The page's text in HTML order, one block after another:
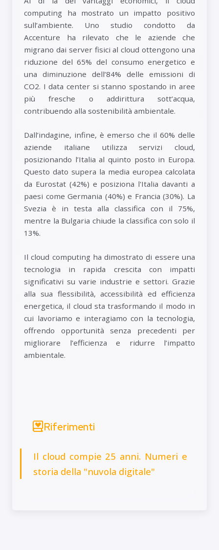
computing ha mostrato un impatto positivo
sull’ambiente. Uno studio condotto da
Accenture ha rilevato che le aziende che
migrano dai server fisici al cloud ottengono una
riduzione del 65% del consumo energetico e
una diminuzione dell’84% delle emissioni di
CO2. I data center si stanno spostando in aree
più fresche o addirittura sott’acqua,
contribuendo alla sostenibilità ambientale.
Dall’indagine, infine, è emerso che il 60% delle
aziende italiane utilizza servizi cloud,
posizionando l’Italia al quinto posto in Europa.
Questo dato supera la media europea calcolata
da Eurostat (42%) e posiziona l'Italia davanti a
paesi come Germania (40%) e Francia (30%). La
Svezia è in testa alla classifica con il 75%,
mentre la Bulgaria chiude la classifica con solo il
13%.
Il cloud computing ha dimostrato di essere una
tecnologia in rapida crescita con impatti
significativi su varie industrie e settori. Grazie
alla sua flessibilità, accessibilità ed efficienza
energetica, il cloud sta trasformando il modo in
cui lavoriamo e interagiamo con la tecnologia,
offrendo opportunità senza precedenti per
migliorare l’efficienza e ridurre l’impatto
ambientale.
Riferimenti
Il cloud compie 25 anni. Numeri e
storia della "nuvola digitale"